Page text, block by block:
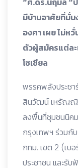
มีบ้านอาศัยที่มั่น
องศา เผย ไม่ห
ตัวผู้สมัครแต่ละ
โซเชียล
พรรคพลังประช
สินวัฒน์ เหรัญญิ
ลงพื้นที่ชุมชนนิคม
กรุงเทพฯ ร่วม
กทม. เขต 2 (เบ
ประชาชน และรับ